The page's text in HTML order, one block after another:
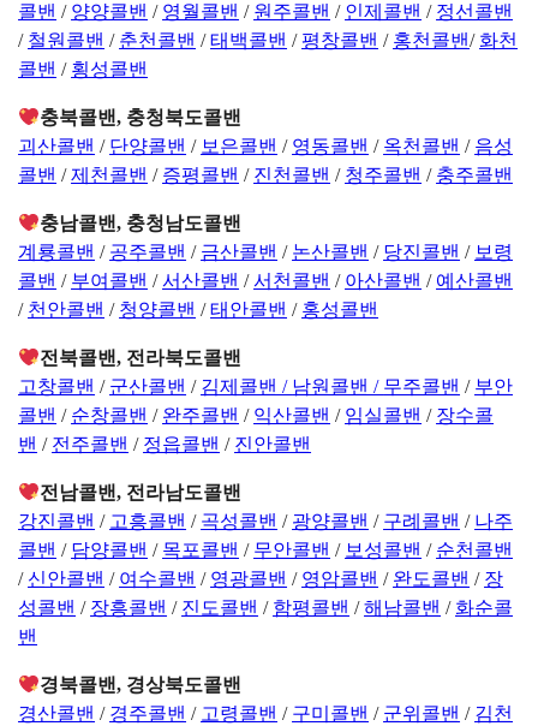
콜밴 / 양양콜밴 / 영월콜밴 / 원주콜밴 / 인제콜밴 / 정선콜밴
/ 철원콜밴 / 춘천콜밴 /태백콜밴 /평창콜밴 / 홍천콜밴/ 화천
콜밴 / 횡성콜밴
충북콜밴, 충청북도콜밴
괴산콜밴 / 단양콜밴 / 보은콜밴 / 영동콜밴 / 옥천콜밴 / 음성
콜밴 /제천콜밴 / 증평콜밴 / 진천콜밴 / 청주콜밴 / 충주콜밴
충남콜밴, 충청남도콜밴
계룡콜밴 / 공주콜밴 / 금산콜밴 / 논산콜밴 / 당진콜밴 / 보령
콜밴 / 부여콜밴 /서산콜밴 /서천콜밴 / 아산콜밴 / 예산콜밴
/ 천안콜밴 / 청양콜밴 /태안콜밴 / 홍성콜밴
전북콜밴, 전라북도콜밴
고창콜밴 / 군산콜밴 / 김제콜밴 / 남원콜밴 / 무주콜밴 / 부안
콜밴 / 순창콜밴 / 완주콜밴 / 익산콜밴 / 임실콜밴 / 장수콜
밴 / 전주콜밴 / 정읍콜밴 / 진안콜밴
전남콜밴, 전라남도콜밴
강진콜밴 / 고흥콜밴 / 곡성콜밴 / 광양콜밴 / 구례콜밴 / 나주
콜밴 / 담양콜밴 / 목포콜밴 / 무안콜밴 / 보성콜밴 / 순천콜밴
/ 신안콜밴 / 여수콜밴 / 영광콜밴 / 영암콜밴 / 완도콜밴 / 장
성콜밴 / 장흥콜밴 / 진도콜밴 / 함평콜밴 /해남콜밴 / 화순콜
밴
경북콜밴, 경상북도콜밴
경산콜밴 / 경주콜밴 / 고령콜밴 / 구미콜밴 / 군위콜밴 / 김천